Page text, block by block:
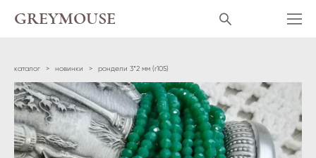
GREYMOUSE
каталог > новинки > рондели 3*2 мм (r105)